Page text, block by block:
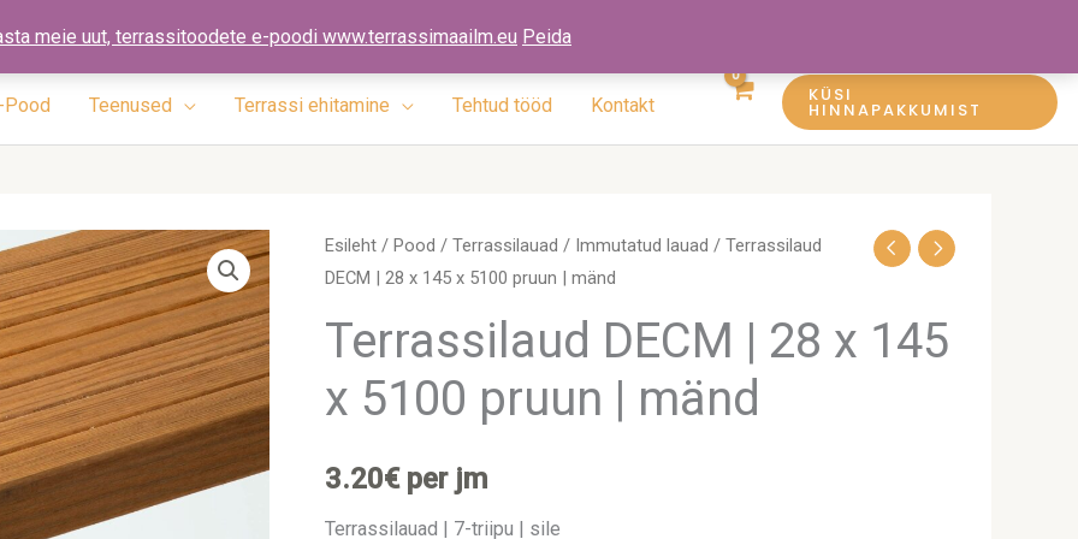
meie uut, terrassitoodete e-poodi www.terrassimaailm.eu Peida
Pood Teenused Terrassi ehitamine Tehtud tööd Kontakt KÜSI
HINNAPAKKUMIST
Esileht/ Pood / Terrassilauad / Immutatud lauad / Terrassilaud
DECM | 28 x 145 x 5100 pruun | mänd
Terrassilaud DECM | 28 x 145
x 5100 pruun | mänd
3.20€per jm
Terrassilauad | 7-triipu | sile
Terrassilaud
DECM
x
145
5100
pruun